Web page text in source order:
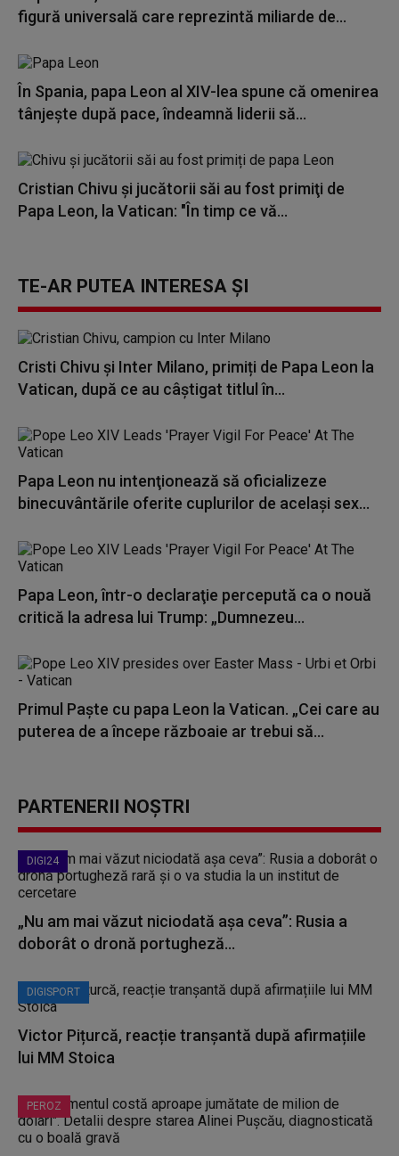
figură universală care reprezintă miliarde de...
În Spania, papa Leon al XIV-lea spune că omenirea
tânjeşte după pace, îndeamnă liderii să...
Cristian Chivu şi jucătorii săi au fost primiţi de
Papa Leon, la Vatican: "În timp ce vă...
TE-AR PUTEA INTERESA ȘI
Cristi Chivu și Inter Milano, primiți de Papa Leon la
Vatican, după ce au câștigat titlul în...
Papa Leon nu intenţionează să oficializeze
binecuvântările oferite cuplurilor de acelaşi sex...
Papa Leon, într-o declaraţie percepută ca o nouă
critică la adresa lui Trump: „Dumnezeu...
Primul Paște cu papa Leon la Vatican. „Cei care au
puterea de a începe războaie ar trebui să...
PARTENERII NOȘTRI
DIGI24
„Nu am mai văzut niciodată așa ceva”: Rusia a
doborât o dronă portugheză...
DIGISPORT
Victor Pițurcă, reacție tranșantă după afirmațiile
lui MM Stoica
PEROZ